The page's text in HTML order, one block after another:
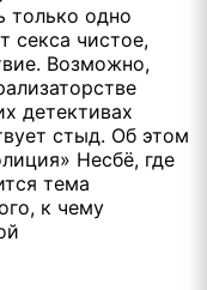
только одно
секса чистое,
Возможно,
детективах
стыд. Об этом
Несбё, где
тема
к чему